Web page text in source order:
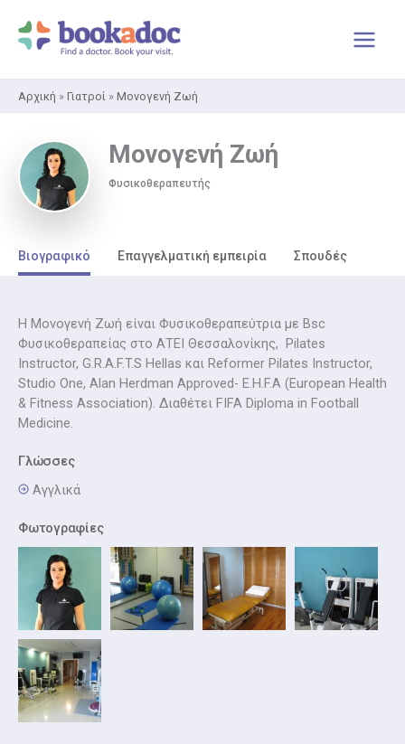
στο
περιεχόμενο
Αρχική » Γιατροί » Μονογενή Ζωή
Μονογενή Ζωή
Φυσικοθεραπευτής
Βιογραφικό Επαγγελματική εμπειρία Σπουδές
Η Μονογενή Ζωή είναι Φυσικοθεραπεύτρια με Bsc
Φυσικοθεραπείας στο ΑΤΕΙ Θεσσαλονίκης, Pilates
Instructor, G.R.A.F.T.S Hellas και Reformer Pilates Instructor,
Studio One, Alan Herdman Approved- E.H.F.A (European Health
& Fitness Association). Διαθέτει FIFA Diploma in Football
Medicine.
Γλώσσες
Αγγλικά
Φωτογραφίες